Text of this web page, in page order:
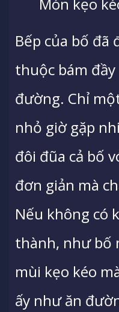
Bếp của bố đã
thuộc bám
đường. Chỉ
nhỏ giờ gặp
đôi đũa cả bố
đơn giản mà
Nếu không có
thành, như bố
mùi kẹo kéo
ấy như ăn